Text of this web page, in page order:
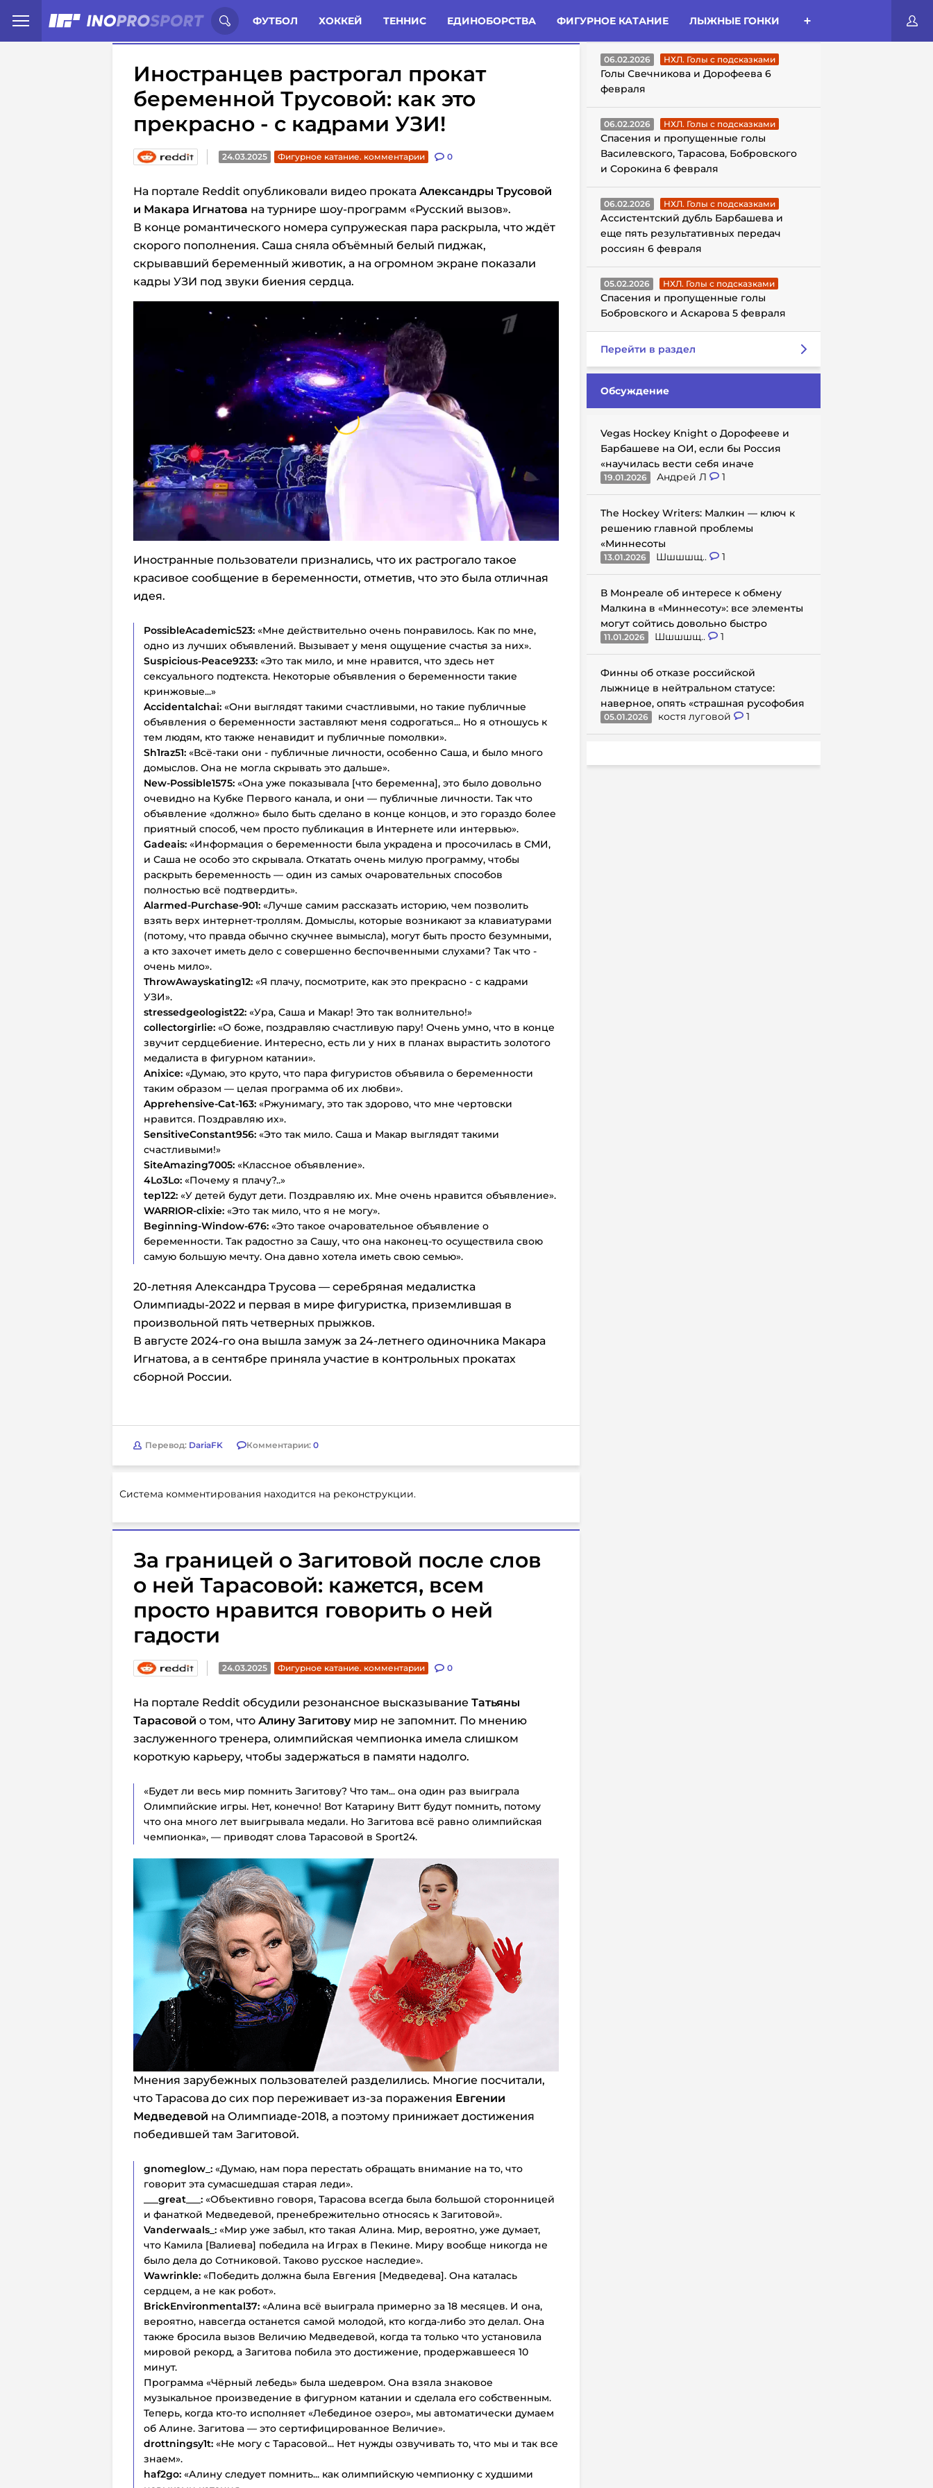
ФУТБОЛ ХОККЕЙ ТЕННИС ЕДИНОБОРСТВА ФИГУРНОЕ КАТАНИЕ ЛЫЖНЫЕ ГОНКИ
Иностранцы о спорте России: Статьи Комменты Новости
Иностранцев растрогал прокат
беременной Трусовой: как это
прекрасно - с кадрами УЗИ!
24.03.2025 Фигурное катание. комментарии 0
На портале Reddit опубликовали видео проката Александры Трусовой
и Макара Игнатова на турнире шоу-программ «Русский вызов».
В конце романтического номера супружеская пара раскрыла, что ждёт
скорого пополнения. Саша сняла объёмный белый пиджак,
скрывавший беременный животик, а на огромном экране показали
кадры УЗИ под звуки биения сердца.
Иностранные пользователи признались, что их растрогало такое
красивое сообщение в беременности, отметив, что это была отличная
идея.
PossibleAcademic523: «Мне действительно очень понравилось. Как по мне,
одно из лучших объявлений. Вызывает у меня ощущение счастья за них».
Suspicious-Peace9233: «Это так мило, и мне нравится, что здесь нет
сексуального подтекста. Некоторые объявления о беременности такие
кринжовые...»
Accidentalchai: «Они выглядят такими счастливыми, но такие публичные
объявления о беременности заставляют меня содрогаться... Но я отношусь к
тем людям, кто также ненавидит и публичные помолвки».
Sh1raz51: «Всё-таки они - публичные личности, особенно Саша, и было много
домыслов. Она не могла скрывать это дальше».
New-Possible1575: «Она уже показывала [что беременна], это было довольно
очевидно на Кубке Первого канала, и они — публичные личности. Так что
объявление «должно» было быть сделано в конце концов, и это гораздо более
приятный способ, чем просто публикация в Интернете или интервью».
Gadeais: «Информация о беременности была украдена и просочилась в СМИ,
и Саша не особо это скрывала. Откатать очень милую программу, чтобы
раскрыть беременность — один из самых очаровательных способов
полностью всё подтвердить».
Alarmed-Purchase-901: «Лучше самим рассказать историю, чем позволить
взять верх интернет-троллям. Домыслы, которые возникают за клавиатурами
(потому, что правда обычно скучнее вымысла), могут быть просто безумными,
а кто захочет иметь дело с совершенно беспочвенными слухами? Так что -
очень мило».
ThrowAwayskating12: «Я плачу, посмотрите, как это прекрасно - с кадрами
УЗИ».
stressedgeologist22: «Ура, Саша и Макар! Это так волнительно!»
collectorgirlie: «О боже, поздравляю счастливую пару! Очень умно, что в конце
звучит сердцебиение. Интересно, есть ли у них в планах вырастить золотого
медалиста в фигурном катании».
Anixice: «Думаю, это круто, что пара фигуристов объявила о беременности
таким образом — целая программа об их любви».
Apprehensive-Cat-163: «Ржунимагу, это так здорово, что мне чертовски
нравится. Поздравляю их».
SensitiveConstant956: «Это так мило. Саша и Макар выглядят такими
счастливыми!»
SiteAmazing7005: «Классное объявление».
4Lo3Lo: «Почему я плачу?..»
tep122: «У детей будут дети. Поздравляю их. Мне очень нравится объявление».
WARRIOR-clixie: «Это так мило, что я не могу».
Beginning-Window-676: «Это такое очаровательное объявление о
беременности. Так радостно за Сашу, что она наконец-то осуществила свою
самую большую мечту. Она давно хотела иметь свою семью».
20-летняя Александра Трусова — серебряная медалистка
Олимпиады-2022 и первая в мире фигуристка, приземлившая в
произвольной пять четверных прыжков.
В августе 2024-го она вышла замуж за 24-летнего одиночника Макара
Игнатова, а в сентябре приняла участие в контрольных прокатах
сборной России.
Перевод: DariaFK Комментарии: 0
Система комментирования находится на реконструкции.
За границей о Загитовой после слов
о ней Тарасовой: кажется, всем
просто нравится говорить о ней
гадости
24.03.2025 Фигурное катание. комментарии 0
На портале Reddit обсудили резонансное высказывание Татьяны
Тарасовой о том, что Алину Загитову мир не запомнит. По мнению
заслуженного тренера, олимпийская чемпионка имела слишком
короткую карьеру, чтобы задержаться в памяти надолго.
«Будет ли весь мир помнить Загитову? Что там... она один раз выиграла
Олимпийские игры. Нет, конечно! Вот Катарину Витт будут помнить, потому
что она много лет выигрывала медали. Но Загитова всё равно олимпийская
чемпионка», — приводят слова Тарасовой в Sport24.
Мнения зарубежных пользователей разделились. Многие посчитали,
что Тарасова до сих пор переживает из-за поражения Евгении
Медведевой на Олимпиаде-2018, а поэтому принижает достижения
победившей там Загитовой.
gnomeglow_: «Думаю, нам пора перестать обращать внимание на то, что
говорит эта сумасшедшая старая леди».
___great___: «Объективно говоря, Тарасова всегда была большой сторонницей
и фанаткой Медведевой, пренебрежительно относясь к Загитовой».
Vanderwaals_: «Мир уже забыл, кто такая Алина. Мир, вероятно, уже думает,
что Камила [Валиева] победила на Играх в Пекине. Миру вообще никогда не
было дела до Сотниковой. Таково русское наследие».
Wawrinkle: «Победить должна была Евгения [Медведева]. Она каталась
сердцем, а не как робот».
BrickEnvironmental37: «Алина всё выиграла примерно за 18 месяцев. И она,
вероятно, навсегда останется самой молодой, кто когда-либо это делал. Она
также бросила вызов Величию Медведевой, когда та только что установила
мировой рекорд, а Загитова побила это достижение, продержавшееся 10
минут.
Программа «Чёрный лебедь» была шедевром. Она взяла знаковое
музыкальное произведение в фигурном катании и сделала его собственным.
Теперь, когда кто-то исполняет «Лебединое озеро», мы автоматически думаем
об Алине. Загитова — это сертифицированное Величие».
drottningsy1t: «Не могу с Тарасовой... Нет нужды озвучивать то, что мы и так все
знаем».
haf2go: «Алину следует помнить... как олимпийскую чемпионку с худшими
ГОЛЫ С ПОДСКАЗКАМИ
06.02.2026 НХЛ. Голы с подсказками
Голы Свечникова и Дорофеева 6
февраля
06.02.2026 НХЛ. Голы с подсказками
Спасения и пропущенные голы
Василевского, Тарасова, Бобровского
и Сорокина 6 февраля
06.02.2026 НХЛ. Голы с подсказками
Ассистентский дубль Барбашева и
еще пять результативных передач
россиян 6 февраля
05.02.2026 НХЛ. Голы с подсказками
Спасения и пропущенные голы
Бобровского и Аскарова 5 февраля
Перейти в раздел
Обсуждение
Vegas Hockey Knight о Дорофееве и
Барбашеве на ОИ, если бы Россия
«научилась вести себя иначе
19.01.2026 Андрей Л 1
The Hockey Writers: Малкин — ключ к
решению главной проблемы
«Миннесоты
13.01.2026 Шшшшщ.. 1
В Монреале об интересе к обмену
Малкина в «Миннесоту»: все элементы
могут сойтись довольно быстро
11.01.2026 Шшшшщ.. 1
Финны об отказе российской
лыжнице в нейтральном статусе:
наверное, опять «страшная русофобия
05.01.2026 костя луговой 1